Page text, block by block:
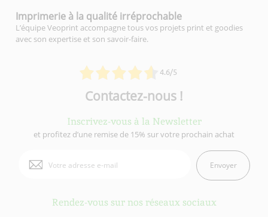
4.6/5
Imprimerie à la qualité irréprochable
L’équipe Veoprint accompagne tous vos projets print et goodies
avec son expertise et son savoir-faire.
Contactez-nous !
Inscrivez-vous à la Newsletter
et profitez d’une remise de 15% sur votre prochain achat
Envoyer
Rendez-vous sur nos réseaux sociaux